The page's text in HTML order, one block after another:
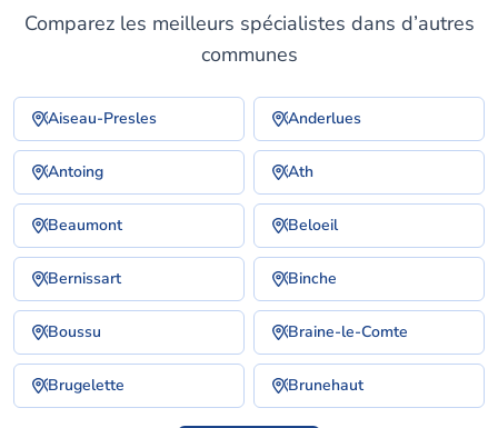
Comparez les meilleurs spécialistes dans d’autres
communes
Aiseau-Presles Anderlues
Antoing Ath
Beaumont Beloeil
Bernissart Binche
Boussu Braine-le-Comte
Brugelette Brunehaut